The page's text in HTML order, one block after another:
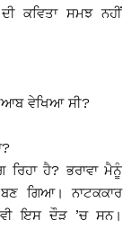
ਕਵਿਤਾ ਸਮਝ ਨਹੀਂ
ਵੇਖਿਆ ਸੀ?
ਹੈ? ਭਰਾਵਾ ਮੈਨੂੰ
ਗਿਆ। ਨਾਟਕਕਾਰ
ਇਸ ਦੌੜ ’ਚ ਸਨ।